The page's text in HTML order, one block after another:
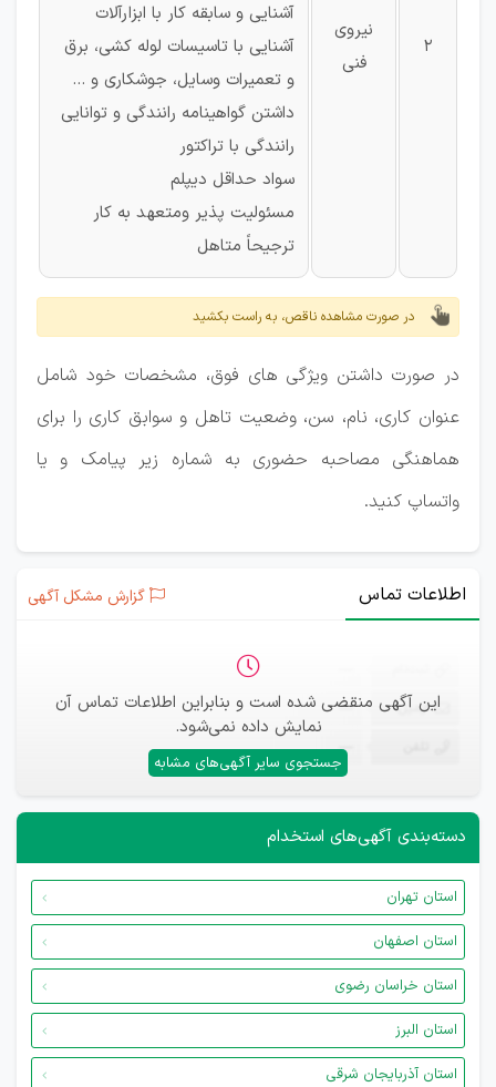
2
نیروی
فنی
آشنایی و سابقه کار با ابزارآلات
آشنایی با تاسیسات لوله کشی، برق
و تعمیرات وسایل، جوشکاری و ...
داشتن گواهینامه رانندگی و توانایی
رانندگی با تراکتور
سواد حداقل دیپلم
مسئولیت پذیر ومتعهد به کار
ترجیحاً متاهل
در صورت مشاهده ناقص، به راست بکشید
در صورت داشتن ویژگی های فوق، مشخصات خود شامل
عنوان کاری، نام، سن، وضعیت تاهل و سوابق کاری را برای
هماهنگی مصاحبه حضوری به شماره زیر پیامک و یا
واتساپ کنید.
اطلاعات تماس گزارش مشکل آگهی
این آگهی منقضی شده است و بنابراین اطلاعات تماس آن
نمایش داده نمی‌شود.
جستجوی سایر آگهی‌های مشابه
ایمیل —
—
دسته‌بندی آگهی‌های استخدام
استان تهران
استان اصفهان
استان خراسان رضوی
استان البرز
استان آذربایجان شرقی